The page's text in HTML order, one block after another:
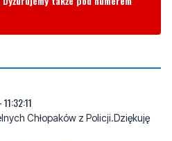
Chłopaków z Policji.Dziękuję
na komentarz